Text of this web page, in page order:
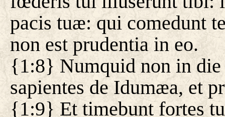
pacis tuæ: qui comedunt
non est prudentia in eo.
{1:8} Numquid non in
sapientes de Idumæa, et
{1:9} Et timebunt fortes